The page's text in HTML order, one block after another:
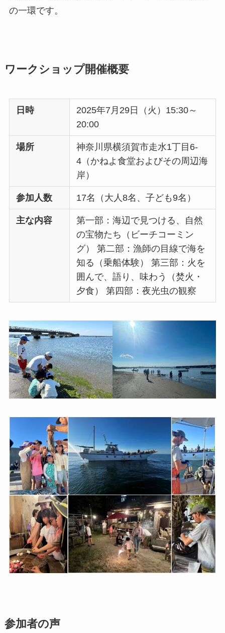
の一環です。
ワークショップ開催概要
日時
2025年7月29日（火）15:30～
20:00
場所
神奈川県横須賀市走水1丁目6-
4（かねよ食堂およびその周辺海
岸）
参加人数 17名（大人8名、子ども9名）
主な内容
第一部：海辺で見つける、自然
の宝物たち（ビーチコーミン
グ） 第二部：漁師の目線で海を
知る（乗船体験） 第三部：火を
囲んで、語り、味わう（焚火・
夕食） 第四部：夜光虫の観察
参加者の声